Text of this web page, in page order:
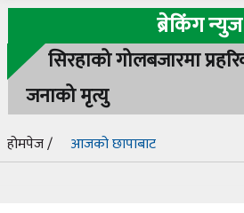
ब्रेकिंग न्युज
सिरहाको गोलबजारमा
जनाको मृत्यु
होमपेज / आजको छापाबाट